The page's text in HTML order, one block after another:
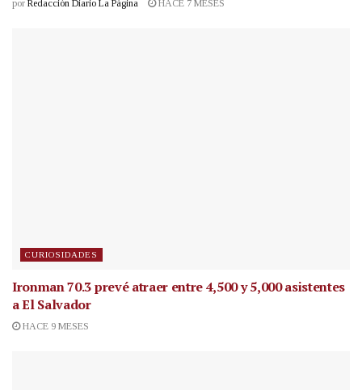
por Redacción Diario La Página HACE 7 MESES
CURIOSIDADES
Ironman 70.3 prevé atraer entre 4,500 y 5,000 asistentes
a El Salvador
HACE 9 MESES